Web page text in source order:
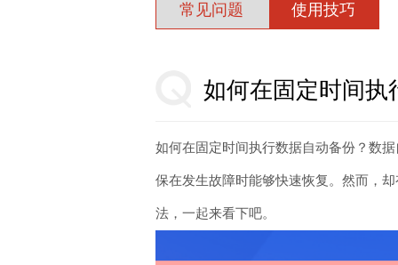
常见问题 使用技巧
如何在固定时间执
如何在固定时间执行数据自动备份？数
保在发生故障时能够快速恢复。然而，
法，一起来看下吧。